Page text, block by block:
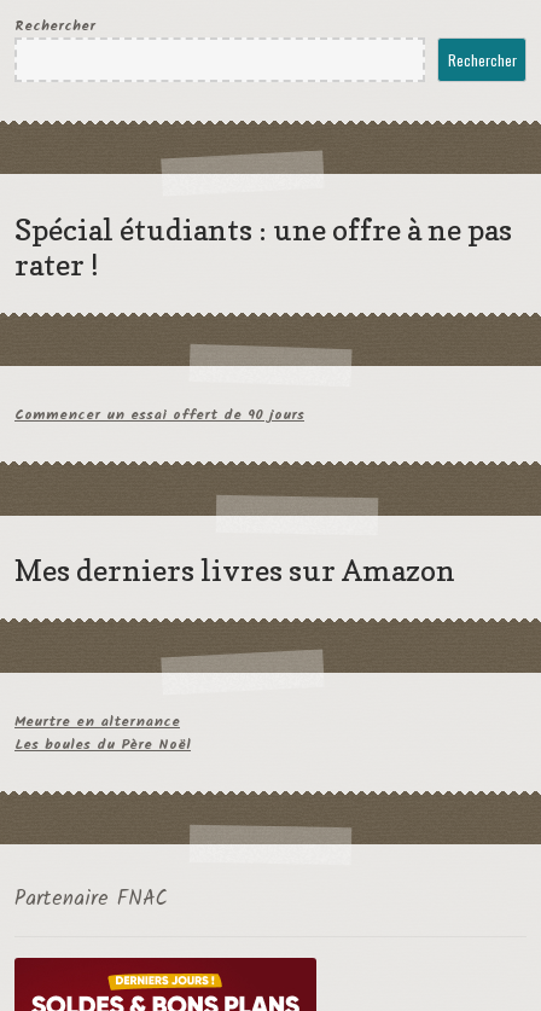
Rechercher
Rechercher
Spécial étudiants : une offre à ne pas
rater !
Commencer un essai offert de 90 jours
Mes derniers livres sur Amazon
Meurtre en alternance
Les boules du Père Noël
Partenaire FNAC